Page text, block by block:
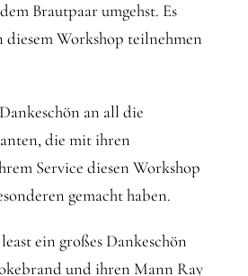
Brautpaar umgehst. Es
Workshop teilnehmen
an all die
die mit ihren
Service diesen Workshop
gemacht haben.
ein großes Dankeschön
und ihren Mann Ray